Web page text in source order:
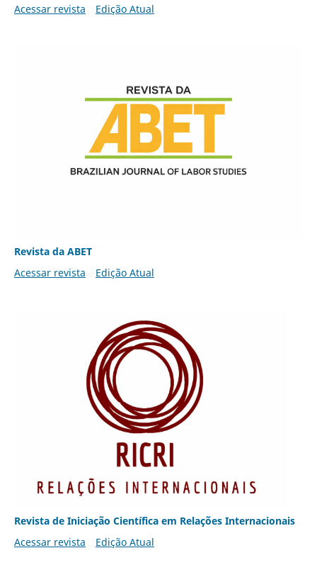
Acessar revista Edição Atual
Revista da ABET
Acessar revista
Edição Atual
Revista de Iniciação Científica em Relações Internacionais
Acessar revista
Edição Atual